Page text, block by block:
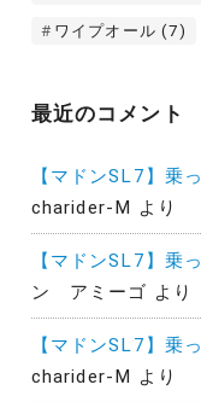
ワイプオール (7)
最近のコメント
【マドンSL7】乗
charider-M より
【マドンSL7】乗
ン アミーゴ より
【マドンSL7】乗
charider-M より